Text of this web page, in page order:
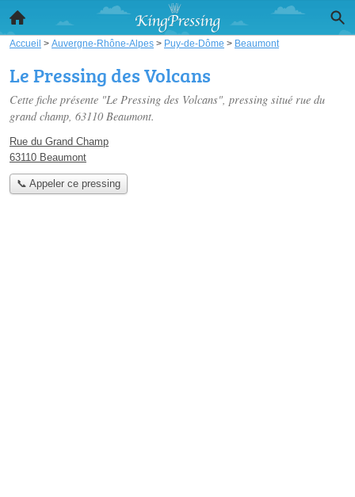
Accueil > Auvergne-Rhône-Alpes > Puy-de-Dôme > Beaumont
Le Pressing des Volcans
Cette fiche présente "Le Pressing des Volcans", pressing situé rue du
grand champ, 63110 Beaumont.
Rue du Grand Champ
63110 Beaumont
📞 Appeler ce pressing